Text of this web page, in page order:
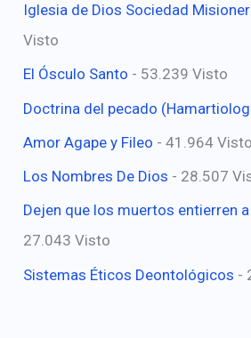
Iglesia de Dios Sociedad
Visto
El Ósculo Santo - 53.239 Visto
Doctrina del pecado
Amor Agape y Fileo - 41.964 Visto
Los Nombres De Dios - 28.507
Dejen que los muertos entierren
27.043 Visto
Sistemas Éticos Deontológicos -